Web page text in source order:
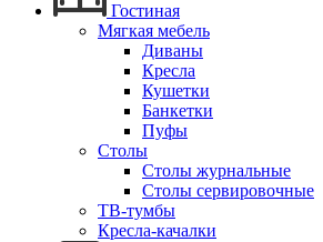
Гостиная
Мягкая мебель
Диваны
Кресла
Кушетки
Банкетки
Пуфы
Столы
Столы журнальные
Столы сервировочные
ТВ-тумбы
Кресла-качалки